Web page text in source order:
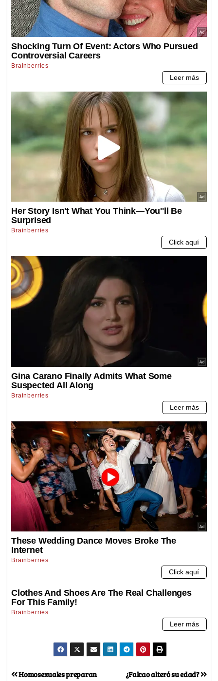
¿Falcao alteró su edad?
Homosexuales preparan